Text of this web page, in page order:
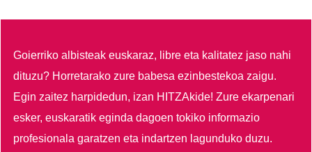
Goierriko albisteak euskaraz, libre eta kalitatez jaso nahi
dituzu? Horretarako zure babesa ezinbestekoa zaigu.
Egin zaitez harpidedun, izan HITZAkide!Zure ekarpenari
esker, euskaratik eginda dagoen tokiko informazio
profesionala garatzen eta indartzen lagunduko duzu.